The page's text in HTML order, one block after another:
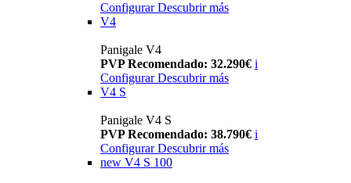
Configurar Descubrir más
V4
Panigale V4
PVP Recomendado: 32.290€ i
Configurar Descubrir más
V4 S
Panigale V4 S
PVP Recomendado: 38.790€ i
Configurar Descubrir más
new V4 S 100